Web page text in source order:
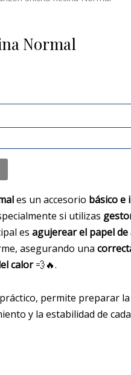
Normal
es un accesorio básico e
si utilizas
es agujerear el papel
asegurando una
calor💨🔥.
permite preparar
y la estabilidad de